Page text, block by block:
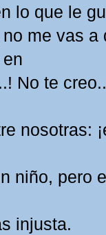
lo que le
no me vas
No te
nosotras:
niño, pero
injusta.